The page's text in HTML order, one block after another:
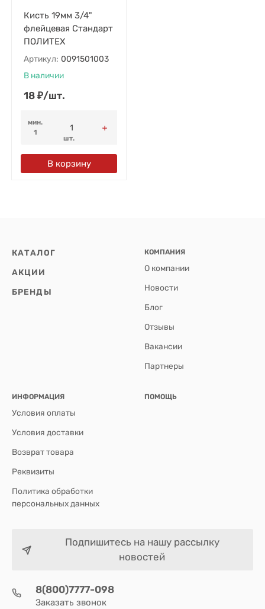
Кисть 19мм 3/4"
флейцевая Стандарт
ПОЛИТЕХ
Артикул: 0091501003
В наличии
18 ₽/шт.
мин.
1
шт.
В корзину
КАТАЛОГ
АКЦИИ
БРЕНДЫ
КОМПАНИЯ
О компании
Новости
Блог
Отзывы
Вакансии
Партнеры
ИНФОРМАЦИЯ
Условия оплаты
Условия доставки
Возврат товара
Реквизиты
Политика обработки
персональных данных
ПОМОЩЬ
Подпишитесь на нашу рассылку
новостей
8(800)7777-098
Заказать звонок